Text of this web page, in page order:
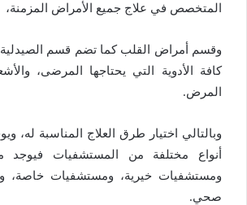
المتخصص في علاج جميع الأمراض المزمنة،
وقسم أمراض القلب كما تضم قسم
كافة الأدوية التي يحتاجها المرضى،
المرض.
وبالتالي اختيار طرق العلاج المناسبة له،
أنواع مختلفة من المستشفيات فيوجد
ومستشفيات خيرية، ومستشفيات خاصة،
صحي.